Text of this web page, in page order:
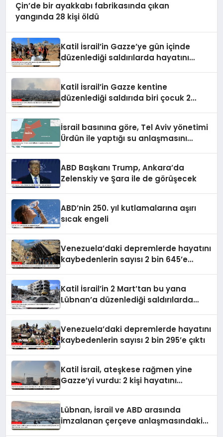
Çin’de bir ayakkabı fabrikasında çıkan
yangında 28 kişi öldü
Katil İsrail’in Gazze’ye gün içinde
düzenlediği saldırılarda hayatını
Katil İsrail’in Gazze kentine
düzenlediği saldırıda biri çocuk 2
İsrail basınına göre, Tel Aviv yönetimi
Ürdün ile yaptığı su anlaşmasını
ABD Başkanı Trump, Ankara’da
Zelenskiy ve Şara ile de görüşecek
ABD’nin 250. yıl kutlamalarına aşırı
sıcak engeli
Venezuela’daki depremlerde hayatını
kaybedenlerin sayısı 2 bin 645’e
Katil İsrail’in 2 Mart’tan bu yana
Lübnan’a düzenlediği saldırılarda
Venezuela’daki depremlerde hayatını
kaybedenlerin sayısı 2 bin 295’e çıktı
Katil İsrail, ateşkese rağmen yine
Gazze’yi vurdu: 2 kişi hayatını
Lübnan, İsrail ve ABD arasında
imzalanan çerçeve anlaşmasındaki